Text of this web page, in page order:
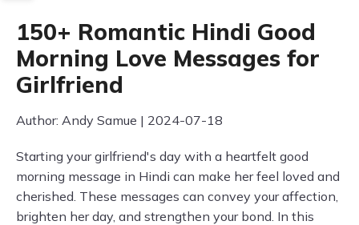
150+ Romantic Hindi Good
Morning Love Messages for
Girlfriend
Author: Andy Samue | 2024-07-18
Starting your girlfriend's day with a heartfelt good
morning message in Hindi can make her feel loved and
cherished. These messages can convey your affection,
brighten her day, and strengthen your bond. In this